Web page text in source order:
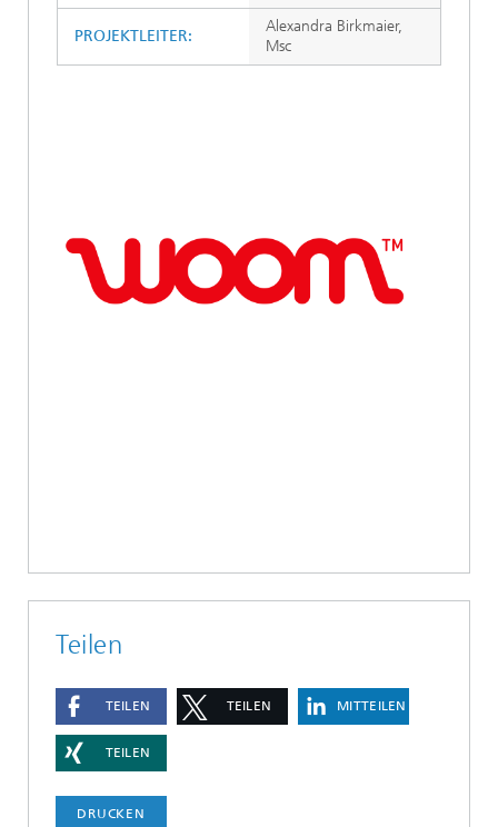
PROJEKTLEITER:
Alexandra Birkmaier,
Msc
Teilen
TEILEN TEILEN MITTEILEN
TEILEN
DRUCKEN